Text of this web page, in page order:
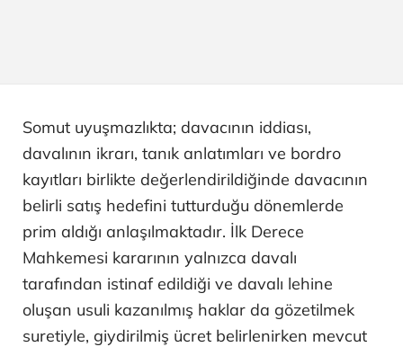
Somut uyuşmazlıkta; davacının iddiası,
davalının ikrarı, tanık anlatımları ve bordro
kayıtları birlikte değerlendirildiğinde davacının
belirli satış hedefini tutturduğu dönemlerde
prim aldığı anlaşılmaktadır. İlk Derece
Mahkemesi kararının yalnızca davalı
tarafından istinaf edildiği ve davalı lehine
oluşan usuli kazanılmış haklar da gözetilmek
suretiyle, giydirilmiş ücret belirlenirken mevcut